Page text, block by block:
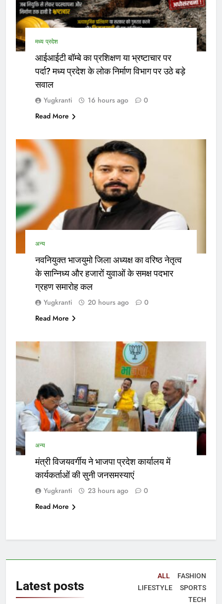
मध्य प्रदेश
आईआईटी बॉम्बे का प्रशिक्षण या भ्रष्टाचार पर
पर्दा? मध्य प्रदेश के लोक निर्माण विभाग पर उठे बड़े
सवाल
Yugkranti 16 hours ago
0
Read More
अन्य
नवनियुक्त भाजयुमो जिला अध्यक्ष का वरिष्ठ नेतृत्व
के सान्निध्य और हजारों युवाओं के समक्ष पदभार
ग्रहण समारोह कल
Yugkranti 20 hours ago
0
Read More
अन्य
मंत्री विजयवर्गीय ने भाजपा प्रदेश कार्यालय में
कार्यकर्ताओं की सुनी जनसमस्याएं
Yugkranti 23 hours ago
0
Read More
Latest posts
ALL
FASHION
LIFESTYLE
SPORTS
TECH